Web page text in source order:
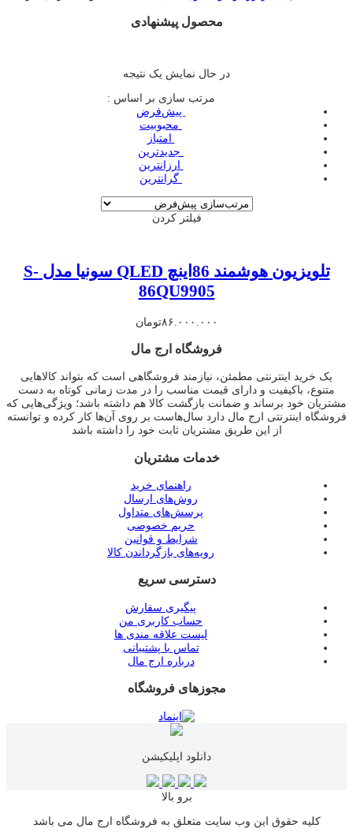
محصول پیشنهادی
در حال نمایش یک نتیجه
مرتب سازی بر اساس :
‌ پیش‌فرض
‌ محبوبیت
‌ امتیاز
‌ جدیدترین
‌ ارزانترین
‌ گرانترین
فیلتر کردن
تلویزیون هوشمند 86اینچ QLED سونیا مدل S-
86QU9905
۸۶.۰۰۰.۰۰۰تومان
فروشگاه ارج مال
یک خرید اینترنتی مطمئن، نیازمند فروشگاهی است که بتواند کالاهایی
متنوع، باکیفیت و دارای قیمت مناسب را در مدت زمانی کوتاه به دست
مشتریان خود برساند و ضمانت بازگشت کالا هم داشته باشد؛ ویژگی‌هایی که
فروشگاه اینترنتی ارج مال دارد سال‌هاست بر روی آن‌ها کار کرده و توانسته
از این طریق مشتریان ثابت خود را داشته باشد
خدمات مشتریان
راهنمای خرید
روش‌های ارسال
پرسش‌های متداول
حریم خصوصی
شرایط و قوانین
رویه‌های بازگرداندن کالا
دسترسی سریع
پیگیری سفارش
حساب کاربری من
لیست علاقه مندی ها
تماس با پشتیبانی
درباره ارج مال
مجوزهای فروشگاه
دانلود اپلیکیشن
برو بالا
کلیه حقوق این وب سایت متعلق به فروشگاه ارج مال می باشد